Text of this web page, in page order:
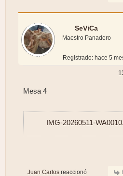
SeViCa
Maestro Panadero
Registrado: hace 5
Mesa 4
IMG-20260511-
Juan Carlos reaccionó